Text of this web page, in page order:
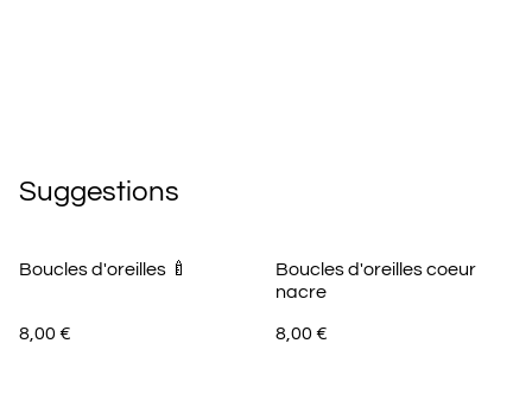
Suggestions
Boucles d'oreilles 🍼
8,00 €
Boucles d'oreilles coeur
nacre
8,00 €